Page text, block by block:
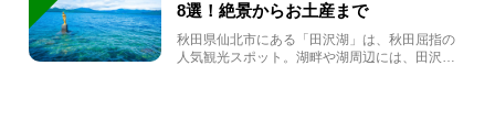
8選！絶景からお土産まで
秋田県仙北市にある「田沢湖」は、秋田屈指の
人気観光スポット。湖畔や湖周辺には、田沢湖